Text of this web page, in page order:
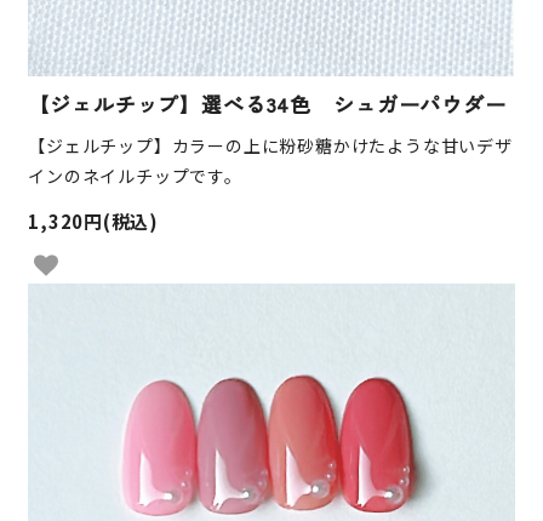
【ジェルチップ】選べる34色 シュガーパウダー
【ジェルチップ】カラーの上に粉砂糖かけたような甘いデザ
インのネイルチップです。
1,320円(税込)